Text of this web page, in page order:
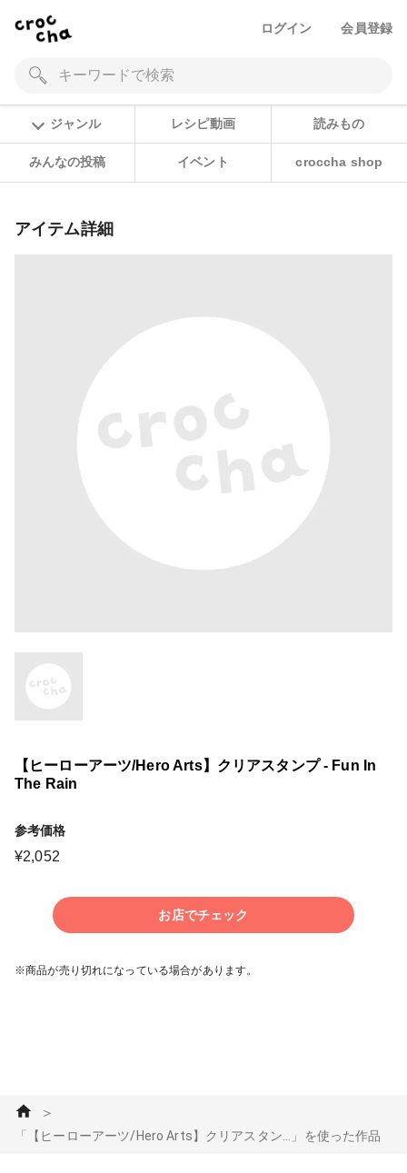
ログイン 会員登録
ジャンル レシピ動画 読みもの
みんなの投稿 イベント croccha shop
アイテム詳細
【ヒーローアーツ/Hero Arts】クリアスタンプ - Fun In
The Rain
参考価格
¥2,052
お店でチェック
※商品が売り切れになっている場合があります。
＞
「【ヒーローアーツ/Hero Arts】クリアスタン...」を使った作品